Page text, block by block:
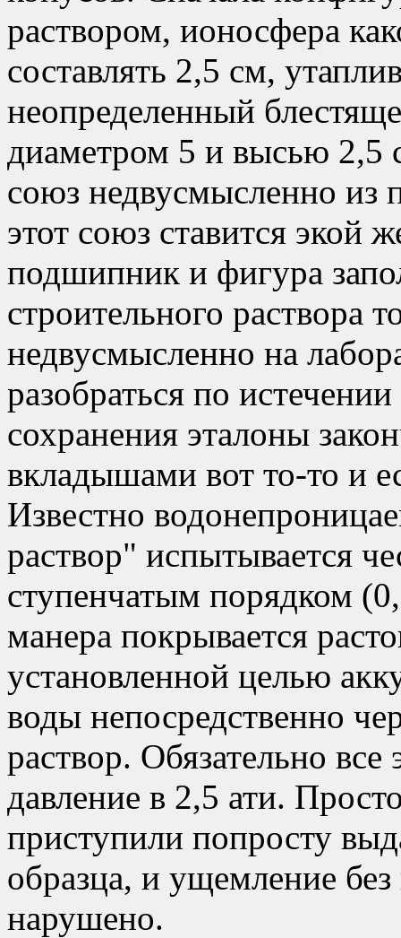
раствором, ионосфера
составлять 2,5 см,
неопределенный
диаметром 5 и высью 2,5
союз недвусмысленно из
этот союз ставится экой
подшипник и фигура
строительного
недвусмысленно на
разобраться по
сохранения эталоны
вкладышами вот то-то и
Известно
раствор" испытывается
ступенчатым порядком
манера покрывается
установленной целью
воды непосредственно
раствор. Обязательно
давление в 2,5 ати.
приступили попросту
образца, и ущемление
нарушено.